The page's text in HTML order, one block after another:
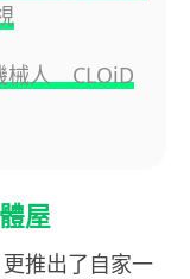
械人 CLOiD
屋
推出了自家一